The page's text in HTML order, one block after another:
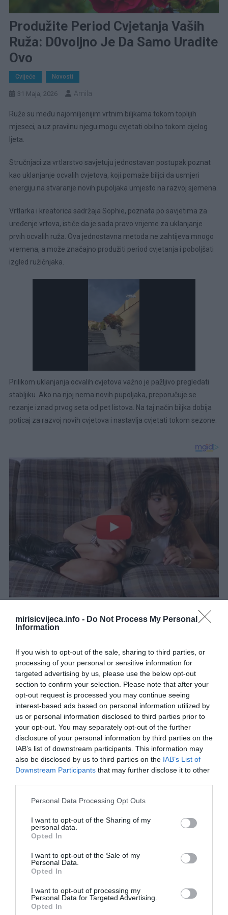
mirisicvijeca.info - Do Not Process My Personal
Information
If you wish to opt-out of the sale, sharing to third parties, or
processing of your personal or sensitive information for
targeted advertising by us, please use the below opt-out
section to confirm your selection. Please note that after your
opt-out request is processed you may continue seeing
interest-based ads based on personal information utilized by
us or personal information disclosed to third parties prior to
your opt-out. You may separately opt-out of the further
disclosure of your personal information by third parties on the
IAB’s list of downstream participants. This information may
also be disclosed by us to third parties on the IAB’s List of
Downstream Participants that may further disclose it to other
Please note that this website/app uses one or more Google
not limited to your visit or usage behaviour. You may click to
grant or deny consent to Google and its third-party tags to
use your data for below specified purposes in below Google
consent section.
Personal Data Processing Opt Outs
I want to opt-out of the Sharing of my
personal data.
Opted In
I want to opt-out of the Sale of my
Personal Data.
Opted In
I want to opt-out of processing my
Personal Data for Targeted Advertising.
Opted In
Produžite Period Cvjetanja Vaših
Ruža: D0voljno Je Da Samo Uradite
Ovo
Cvijeće Novosti
31 Maja, 2026 Amila
Ruže su među najomiljenijim vrtnim biljkama tokom toplijih
mjeseci, a uz pravilnu njegu mogu cvjetati obilno tokom cijelog
ljeta.
Stručnjaci za vrtlarstvo savjetuju jednostavan postupak poznat
kao uklanjanje ocvalih cvjetova, koji pomaže biljci da usmjeri
energiju na stvaranje novih pupoljaka umjesto na razvoj sjemena.
Vrtlarka i kreatorica sadržaja Sophie, poznata po savjetima za
uređenje vrtova, ističe da je sada pravo vrijeme za uklanjanje
prvih ocvalih ruža. Ova jednostavna metoda ne zahtijeva mnogo
vremena, a može značajno produžiti period cvjetanja i poboljšati
izgled ružičnjaka.
Prilikom uklanjanja ocvalih cvjetova važno je pažljivo pregledati
stabljiku. Ako na njoj nema novih pupoljaka, preporučuje se
rezanje iznad prvog seta od pet listova. Na taj način biljka dobija
poticaj za razvoj novih cvjetova i nastavlja cvjetati tokom sezone.
U slučajevima kada se uz ocvali cvijet nalaze novi pupoljci,
potrebno je ukloniti samo uveli cvijet, bez rezanja cijelog dijela
ocvalih ruža doprinosi urednijem izgledu grma i smanjuje rizik od
razvoja gljivičnih oboljenja. Stručnjaci preporučuju da se ovaj
zdrave, bujne i pune cvjetova.